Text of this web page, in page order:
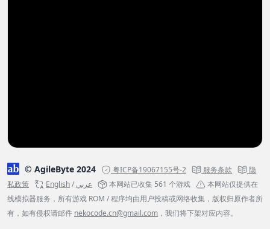
© AgileByte 2024 粤ICP备19067155号-2 服务条款
隐
私政策
English/عربي 本网站已收集 561 个游戏
本网站仅提供在
线模拟器服务，所有游戏 ROM / 程序均由用户投稿或网络收集，版权归原作者所
有，如有侵权请邮件 nekocode.cn@gmail.com ，我们将下架对应内容。